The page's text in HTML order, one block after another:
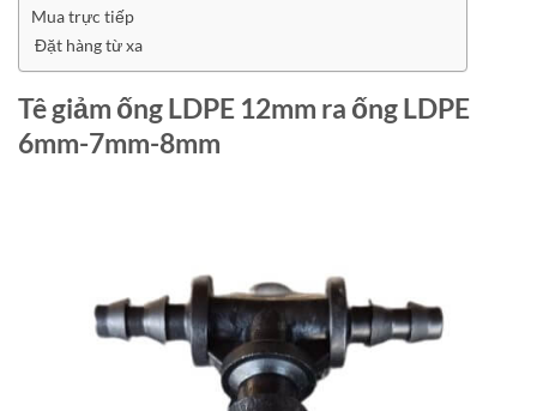
Mua trực tiếp
Đặt hàng từ xa
Tê giảm ống LDPE 12mm ra ống LDPE
6mm-7mm-8mm